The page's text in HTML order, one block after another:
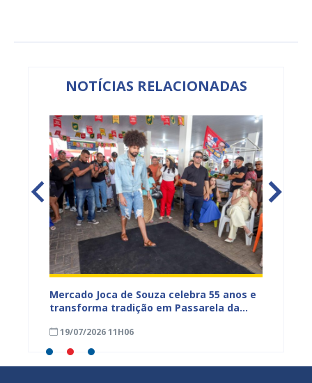
NOTÍCIAS RELACIONADAS
Mercado Joca de Souza celebra 55 anos e
transforma tradição em Passarela da
de Juazeiro
19/07/2026 11H06